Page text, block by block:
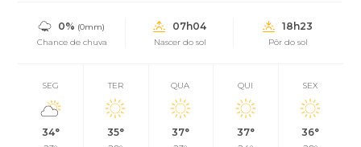
0% (0mm)
Chance de chuva
07h04
Nascer do sol
18h23
Pôr do sol
SEG
34°
TER
35°
QUA
37°
QUI
37°
SEX
36°